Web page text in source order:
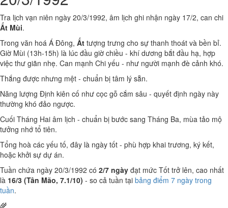
Tra lịch vạn niên ngày 20/3/1992, âm lịch ghi nhận ngày 17/2, can chi
Ất Mùi.
Trong văn hoá Á Đông, Ất tượng trưng cho sự thanh thoát và bền bỉ.
Giờ Mùi (13h-15h) là lúc đầu giờ chiều - khí dương bắt đầu hạ, hợp
việc thư giãn nhẹ. Can mạnh Chi yếu - như người mạnh đè cảnh khó.
Thắng được nhưng mệt - chuẩn bị tâm lý sẵn.
Năng lượng Định kiên cố như cọc gỗ cắm sâu - quyết định ngày này
thường khó đảo ngược.
Cuối Tháng Hai âm lịch - chuẩn bị bước sang Tháng Ba, mùa tảo mộ
tưởng nhớ tổ tiên.
Tổng hoà các yếu tố, đây là ngày tốt - phù hợp khai trương, ký kết,
hoặc khởi sự dự án.
Tuần chứa ngày 20/3/1992 có 2/7 ngày đạt mức Tốt trở lên, cao nhất
là 16/3 (Tân Mão, 7.1/10) - so cả tuần tại bảng điểm 7 ngày trong
tuần.
🌾